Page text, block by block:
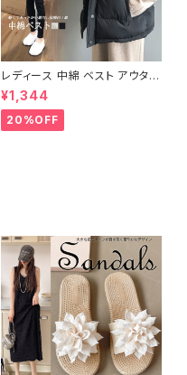
レディース 中綿 ベスト アウター
ノースリーブ ショートベスト 防
寒 軽量 キルティング
¥1,344
20%OFF